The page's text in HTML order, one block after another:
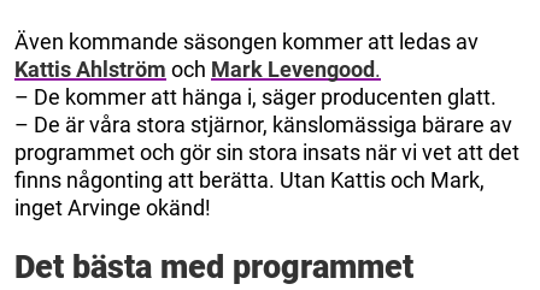
Även kommande säsongen kommer att ledas av
Kattis Ahlström och Mark Levengood.
– De kommer att hänga i, säger producenten glatt.
– De är våra stora stjärnor, känslomässiga bärare av
programmet och gör sin stora insats när vi vet att det
finns någonting att berätta. Utan Kattis och Mark,
inget Arvinge okänd!
Det bästa med programmet